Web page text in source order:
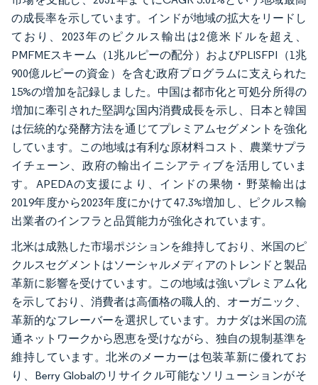
の成長率を示しています。インドが地域の拡大をリードし
ており、2023年のピクルス輸出は2億米ドルを超え、
PMFMEスキーム（1兆ルピーの配分）およびPLISFPI（1兆
900億ルピーの資金）を含む政府プログラムに支えられた
15%の増加を記録しました。中国は都市化と可処分所得の
増加に牽引された堅調な国内消費成長を示し、日本と韓国
は伝統的な発酵方法を通じてプレミアムセグメントを強化
しています。この地域は有利な原材料コスト、農業サプラ
イチェーン、政府の輸出イニシアティブを活用していま
す。APEDAの支援により、インドの果物・野菜輸出は
2019年度から2023年度にかけて47.3%増加し、ピクルス輸
出業者のインフラと品質能力が強化されています。
北米は成熟した市場ポジションを維持しており、米国のピ
クルスセグメントはソーシャルメディアのトレンドと製品
革新に影響を受けています。この地域は強いプレミアム化
を示しており、消費者は高価格の職人的、オーガニック、
革新的なフレーバーを選択しています。カナダは米国の流
通ネットワークから恩恵を受けながら、独自の規制基準を
維持しています。北米のメーカーは包装革新に優れてお
り、Berry Globalのリサイクル可能なソリューションがそ